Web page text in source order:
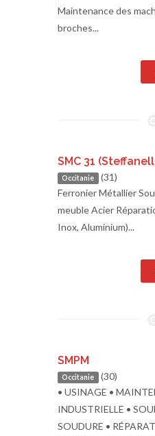
Maintenance des
broches...
SMC 31
Occitanie (31)
Ferronier Métallier
meuble Acier
Inox, Aluminium)...
SMPM
Occitanie (30)
• USINAGE •
INDUSTRIELLE •
SOUDURE •